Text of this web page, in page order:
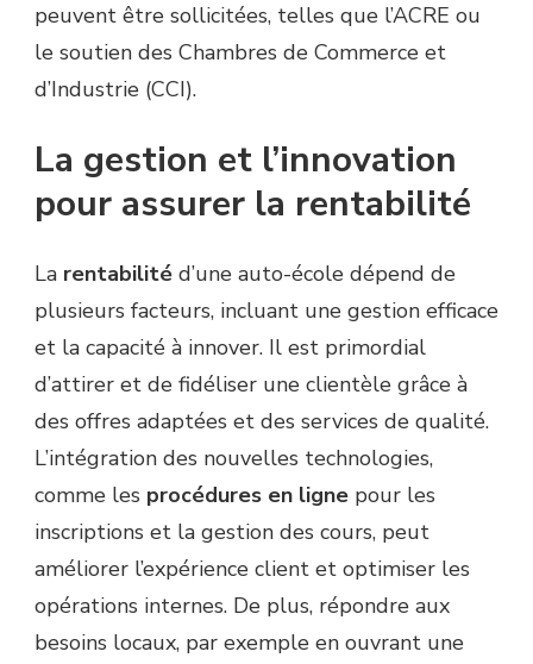
peuvent être sollicitées, telles que l’ACRE ou
le soutien des Chambres de Commerce et
d’Industrie (CCI).
La gestion et l’innovation
pour assurer la rentabilité
La rentabilité d’une auto-école dépend de
plusieurs facteurs, incluant une gestion efficace
et la capacité à innover. Il est primordial
d’attirer et de fidéliser une clientèle grâce à
des offres adaptées et des services de qualité.
L’intégration des nouvelles technologies,
comme les procédures en ligne pour les
inscriptions et la gestion des cours, peut
améliorer l’expérience client et optimiser les
opérations internes. De plus, répondre aux
besoins locaux, par exemple en ouvrant une